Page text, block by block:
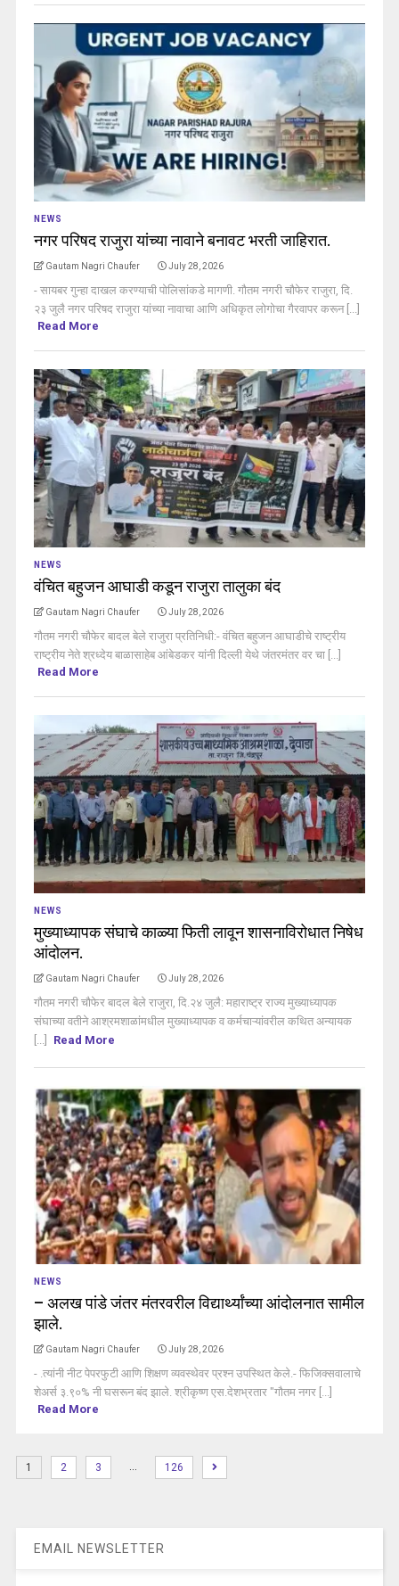
NEWS
नगर परिषद राजुरा यांच्या नावाने बनावट भरती जाहिरात.
Gautam Nagri Chaufer July 28, 2026
- सायबर गुन्हा दाखल करण्याची पोलिसांकडे मागणी. गौतम नगरी चौफेर राजुरा, दि.
२३ जुलै नगर परिषद राजुरा यांच्या नावाचा आणि अधिकृत लोगोचा गैरवापर करून [...]
Read More
NEWS
वंचित बहुजन आघाडी कडून राजुरा तालुका बंद
Gautam Nagri Chaufer July 28, 2026
गौतम नगरी चौफेर बादल बेले राजुरा प्रतिनिधी:- वंचित बहुजन आघाडीचे राष्ट्रीय
राष्ट्रीय नेते श्रध्देय बाळासाहेब आंबेडकर यांनी दिल्ली येथे जंतरमंतर वर चा [...]
Read More
NEWS
मुख्याध्यापक संघाचे काळ्या फिती लावून शासनाविरोधात निषेध
आंदोलन.
Gautam Nagri Chaufer July 28, 2026
गौतम नगरी चौफेर बादल बेले राजुरा, दि.२४ जुलै: महाराष्ट्र राज्य मुख्याध्यापक
संघाच्या वतीने आश्रमशाळांमधील मुख्याध्यापक व कर्मचाऱ्यांवरील कथित अन्यायक
[...]
Read More
NEWS
– अलख पांडे जंतर मंतरवरील विद्यार्थ्यांच्या आंदोलनात सामील
झाले.
Gautam Nagri Chaufer July 28, 2026
- .त्यांनी नीट पेपरफुटी आणि शिक्षण व्यवस्थेवर प्रश्न उपस्थित केले.- फिजिक्सवालाचे
शेअर्स ३.९०% नी घसरून बंद झाले. श्रीकृष्ण एस.देशभ्रतार "गौतम नगर [...]
Read More
1 2 3 … 126
EMAIL NEWSLETTER